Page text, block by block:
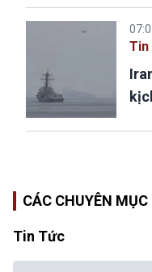
Tin
CÁC CHUYÊN MỤC
Tin Tức